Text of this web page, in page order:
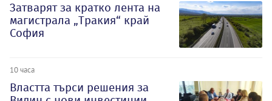
Затварят за кратко лента на
магистрала „Тракия“ край
София
10 часа
Властта търси решения за